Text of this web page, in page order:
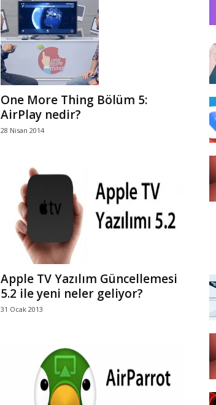
One More Thing Bölüm 5:
AirPlay nedir?
28 Nisan 2014
Apple TV Yazılım Güncellemesi
5.2 ile yeni neler geliyor?
31 Ocak 2013